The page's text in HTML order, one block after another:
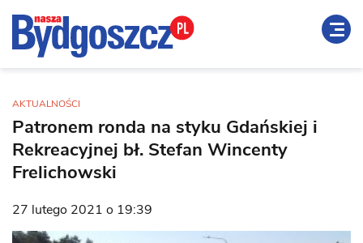
AKTUALNOŚCI
Patronem ronda na styku Gdańskiej i
Rekreacyjnej bł. Stefan Wincenty
Frelichowski
27 lutego 2021 o 19:39